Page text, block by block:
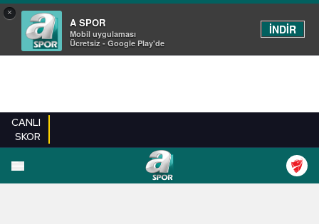
×
A SPOR
Mobil uygulaması
Ücretsiz - Google Play'de
İNDİR
CANLI
SKOR